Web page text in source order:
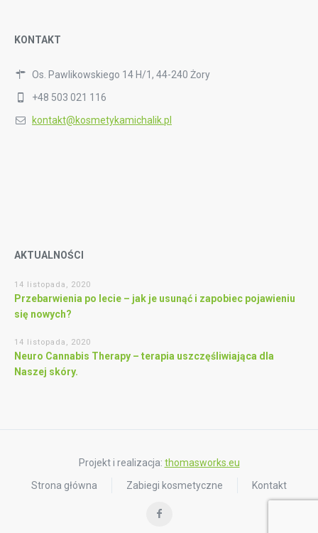
KONTAKT
Os. Pawlikowskiego 14 H/1, 44-240 Żory
+48 503 021 116
kontakt@kosmetykamichalik.pl
AKTUALNOŚCI
14 listopada, 2020
Przebarwienia po lecie – jak je usunąć i zapobiec pojawieniu
się nowych?
14 listopada, 2020
Neuro Cannabis Therapy – terapia uszczęśliwiająca dla
Naszej skóry.
Projekt i realizacja: thomasworks.eu
Strona główna
Zabiegi kosmetyczne Kontakt